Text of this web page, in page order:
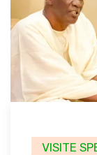
VISITE